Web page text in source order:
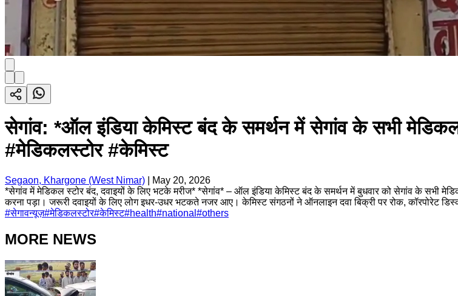
सेगांव: *ऑल इंडिया केमिस्ट बंद के समर्थन में सेगांव के सभी
#मेडिकलस्टोर #केमिस्ट
Segaon, Khargone (West Nimar)
May 20, 2026
*सेगांव में मेडिकल स्टोर बंद, दवाइयों के लिए भटके मरीज* *सेगांव* – ऑल इंडिया केमिस्ट बंद के समर्थन में बुधवार को सेगांव के सभी
करना पड़ा। जरूरी दवाइयों के लिए लोग इधर-उधर भटकते नजर आए। केमिस्ट संगठनों ने ऑनलाइन दवा बिक्री पर रोक, कॉरपोरेट
#सेगावन्यूज़#मेडिकलस्टोर#केमिस्ट#health#national #others
MORE NEWS